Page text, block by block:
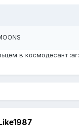
в космодесант :ar: